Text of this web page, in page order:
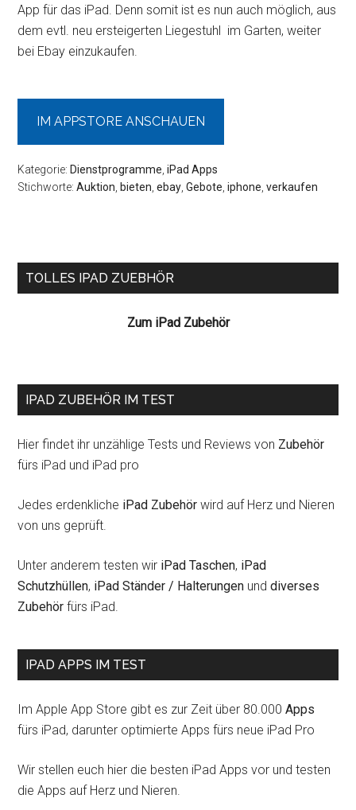
App für das iPad. Denn somit ist es nun auch möglich, aus
dem evtl. neu ersteigerten Liegestuhl im Garten, weiter
bei Ebay einzukaufen.
IM APPSTORE ANSCHAUEN
Kategorie: Dienstprogramme ,iPad Apps
Stichworte:Auktion bieten ,ebay ,Gebote ,iphone ,verkaufen
Seitenspalte
TOLLES IPAD ZUEBHÖR
Zum iPad Zubehör
IPAD ZUBEHÖR IM TEST
Hier findet ihr unzählige Tests und Reviews von Zubehör
fürs iPad und iPad pro
Jedes erdenkliche iPad Zubehör wird auf Herz und Nieren
von uns geprüft.
Unter anderem testen wir iPad Taschen, iPad
Schutzhüllen, iPad Ständer / Halterungen unddiverses
Zubehör fürs iPad.
IPAD APPS IM TEST
Im Apple App Store gibt es zur Zeit über 80.000Apps
fürs iPad, darunter optimierte Apps fürs neue iPad Pro
Wir stellen euch hier die besten iPad Apps vor und testen
die Apps auf Herz und Nieren.